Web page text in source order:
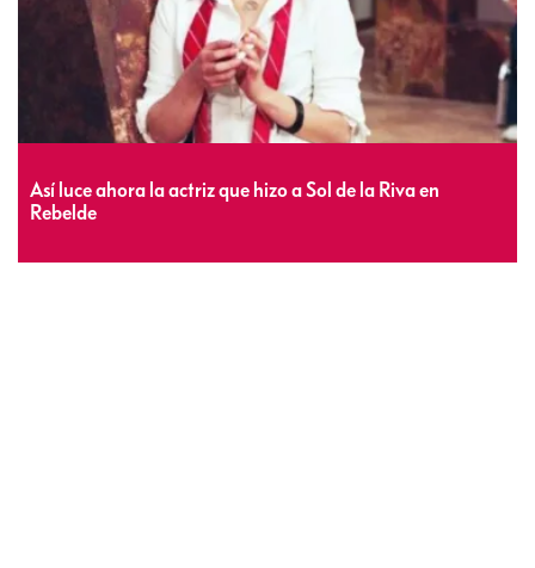
Así luce ahora la actriz que hizo a Sol de la Riva en
Rebelde